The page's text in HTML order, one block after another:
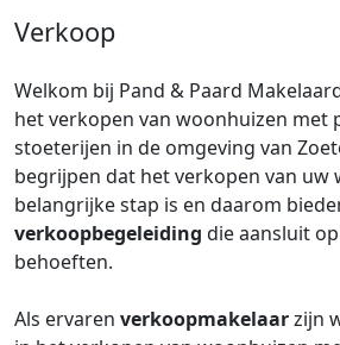
Verkoop
Welkom bij Pand & Paard
het verkopen van woonhuizen met
stoeterijen in de omgeving van
begrijpen dat het verkopen van uw
belangrijke stap is en daarom
verkoopbegeleiding die aansluit
behoeften.
Als ervaren verkoopmakelaarzijn